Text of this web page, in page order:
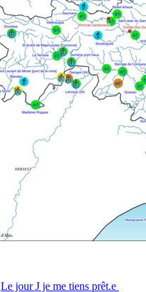
Le jour J je me tiens prêt.e